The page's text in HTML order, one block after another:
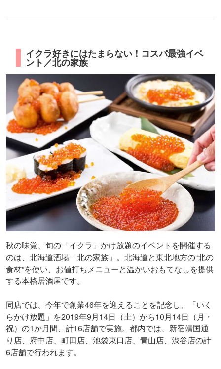
イクラ好きにはたまらない！コスパ最強イベ
ント／北の家族
秋の味覚、旬の「イクラ」かけ放題のイベントを開催する
のは、北海道酒場「北の家族」。北海道と東北地方の“北の
食材”を使い、お値打ちメニューと温かいおもてなしを提供
する本格居酒屋です。
同店では、今年で創業46年を迎えることを記念し、「いく
らかけ放題」を2019年9月14日（土）から10月14日（月・
祝）の1か月間、計16店舗で実施。都内では、新宿靖国通
り店、府中店、町田店、池袋東口店、青山店、渋谷店の計
6店舗で行われます。